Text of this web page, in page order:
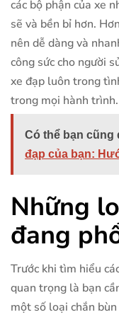
các bộ phận của xe
sẽ và bền bỉ hơn.
nên dễ dàng và
công sức cho người
xe đạp luôn trong
trong mọi hành trình.
Có thể bạn cũng
đạp của bạn:
Những
đang
Trước khi tìm hiểu
quan trọng là bạn
một số loại chắn